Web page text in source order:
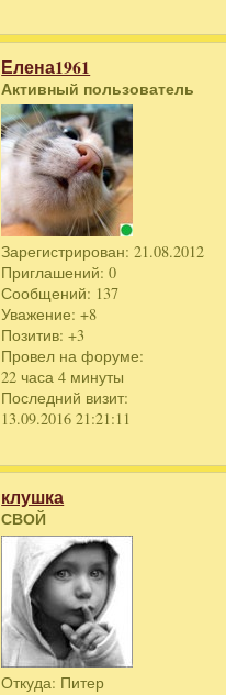
Елена1961
Активный пользователь
Зарегистрирован: 21.08.2012
Приглашений: 0
Сообщений: 137
Уважение: +8
Позитив: +3
Провел на форуме:
22 часа 4 минуты
Последний визит:
13.09.2016 21:21:11
клушка
СВОЙ
Откуда: Питер